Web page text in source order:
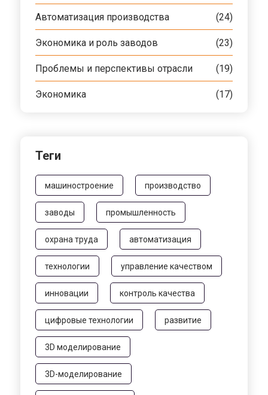
Автоматизация производства (24)
Экономика и роль заводов (23)
Проблемы и перспективы отрасли (19)
Экономика (17)
Теги
машиностроение производство
заводы промышленность
охрана труда автоматизация
технологии управление качеством
инновации контроль качества
цифровые технологии развитие
3D моделирование
3D-моделирование